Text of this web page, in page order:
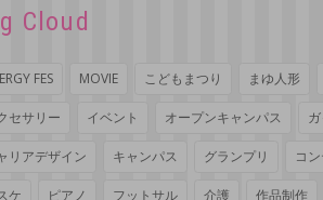
Cloud
FES MOVIE こどもまつり まゆ人形
セサリー イベント オープンキャンパス
リアデザイン キャンパス グランプリ コ
ケ ピアノ フットサル 介護 作品制作